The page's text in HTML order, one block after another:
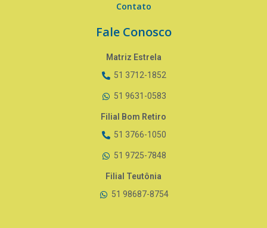
Contato
Fale Conosco
Matriz Estrela
51 3712-1852
51 9631-0583
Filial Bom Retiro
51 3766-1050
51 9725-7848
Filial Teutônia
51 98687-8754